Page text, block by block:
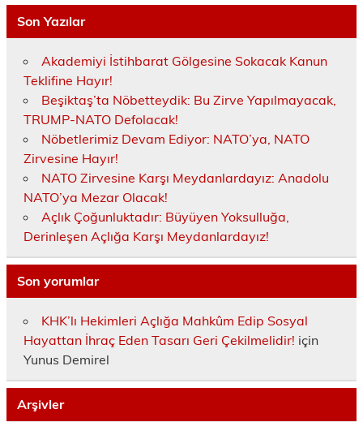
Son Yazılar
Akademiyi İstihbarat Gölgesine Sokacak Kanun
Teklifine Hayır!
Beşiktaş’ta Nöbetteydik: Bu Zirve Yapılmayacak,
TRUMP-NATO Defolacak!
Nöbetlerimiz Devam Ediyor: NATO’ya, NATO
Zirvesine Hayır!
NATO Zirvesine Karşı Meydanlardayız: Anadolu
NATO’ya Mezar Olacak!
Açlık Çoğunluktadır: Büyüyen Yoksulluğa,
Derinleşen Açlığa Karşı Meydanlardayız!
Son yorumlar
KHK’lı Hekimleri Açlığa Mahkûm Edip Sosyal
Hayattan İhraç Eden Tasarı Geri Çekilmelidir! için
Yunus Demirel
Arşivler